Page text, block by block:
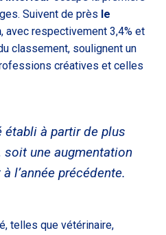
Suivent de près le
, avec respectivement 3,4% et
classement, soulignent un
créatives et celles
établi à partir de plus
soit une augmentation
l’année précédente.
telles que vétérinaire,